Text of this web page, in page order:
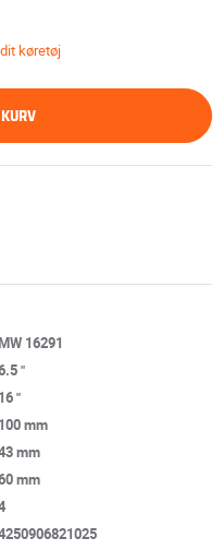
køretøj
16291
"
16 "
100 mm
mm
mm